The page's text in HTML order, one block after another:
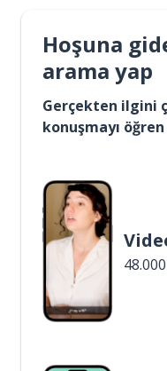
Hoşuna
arama yap
Gerçekten ilgini
konuşmayı öğren